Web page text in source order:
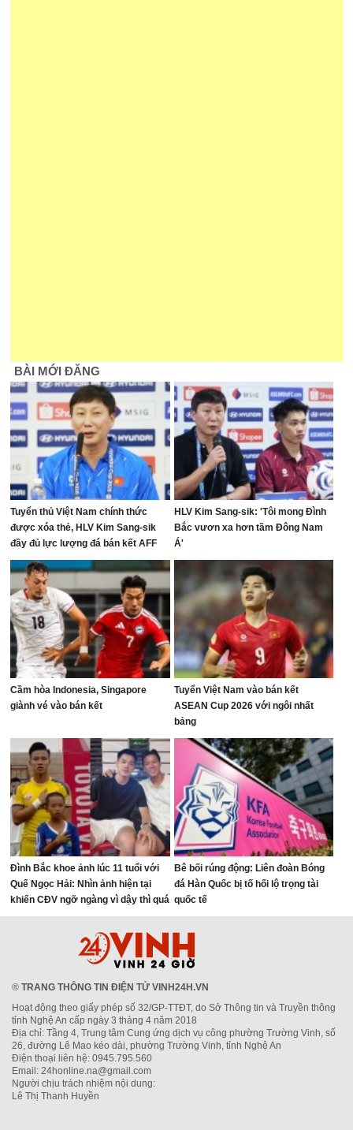
BÀI MỚI ĐĂNG
Tuyển thủ Việt Nam chính thức
được xóa thẻ, HLV Kim Sang-sik
đầy đủ lực lượng đá bán kết AFF
Cup
HLV Kim Sang-sik: 'Tôi mong Đình
Bắc vươn xa hơn tầm Đông Nam
Á'
Cầm hòa Indonesia, Singapore
giành vé vào bán kết
Tuyển Việt Nam vào bán kết
ASEAN Cup 2026 với ngôi nhất
bảng
Đình Bắc khoe ảnh lúc 11 tuổi với
Quế Ngọc Hải: Nhìn ảnh hiện tại
khiến CĐV ngỡ ngàng vì dậy thì quá
thành công
Bê bối rúng động: Liên đoàn Bóng
đá Hàn Quốc bị tố hối lộ trọng tài
quốc tế
® TRANG THÔNG TIN ĐIỆN TỬ VINH24H.VN
Hoạt động theo giấy phép số 32/GP-TTĐT, do Sở Thông tin và Truyền thông
tỉnh Nghệ An cấp ngày 3 tháng 4 năm 2018
Địa chỉ: Tầng 4, Trung tâm Cung ứng dịch vụ công phường Trường Vinh, số
26, đường Lê Mao kéo dài, phường Trường Vinh, tỉnh Nghệ An
Điện thoại liên hệ: 0945.795.560
Email: 24honline.na@gmail.com
Người chịu trách nhiệm nội dung:
Lê Thị Thanh Huyền